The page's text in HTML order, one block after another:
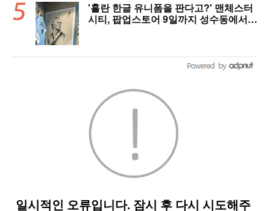
'홀란 한글 유니폼을 판다고?' 맨체스터
시티, 팝업스토어 9일까지 성수동에서